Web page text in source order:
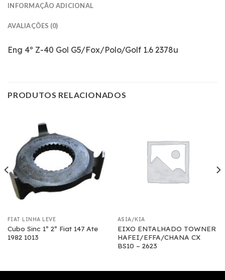
INFORMAÇÃO ADICIONAL
AVALIAÇÕES (0)
Eng 4º Z-40 Gol G5/Fox/Polo/Golf 1.6 2378u
PRODUTOS RELACIONADOS
FIAT LINHA LEVE
Cubo Sinc 1º 2º Fiat 147 Ate
1982 1013
ASIA/KIA
EIXO ENTALHADO TOWNER
HAFEI/EFFA/CHANA CX
BS10 – 2623